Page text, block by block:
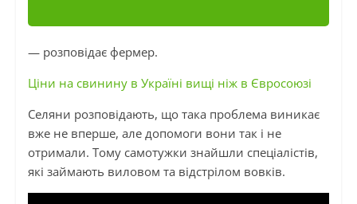
— розповідає фермер.
Ціни на свинину в Україні вищі ніж в Євросоюзі
Селяни розповідають, що така проблема виникає
вже не вперше, але допомоги вони так і не
отримали. Тому самотужки знайшли спеціалістів,
які займають виловом та відстрілом вовків.